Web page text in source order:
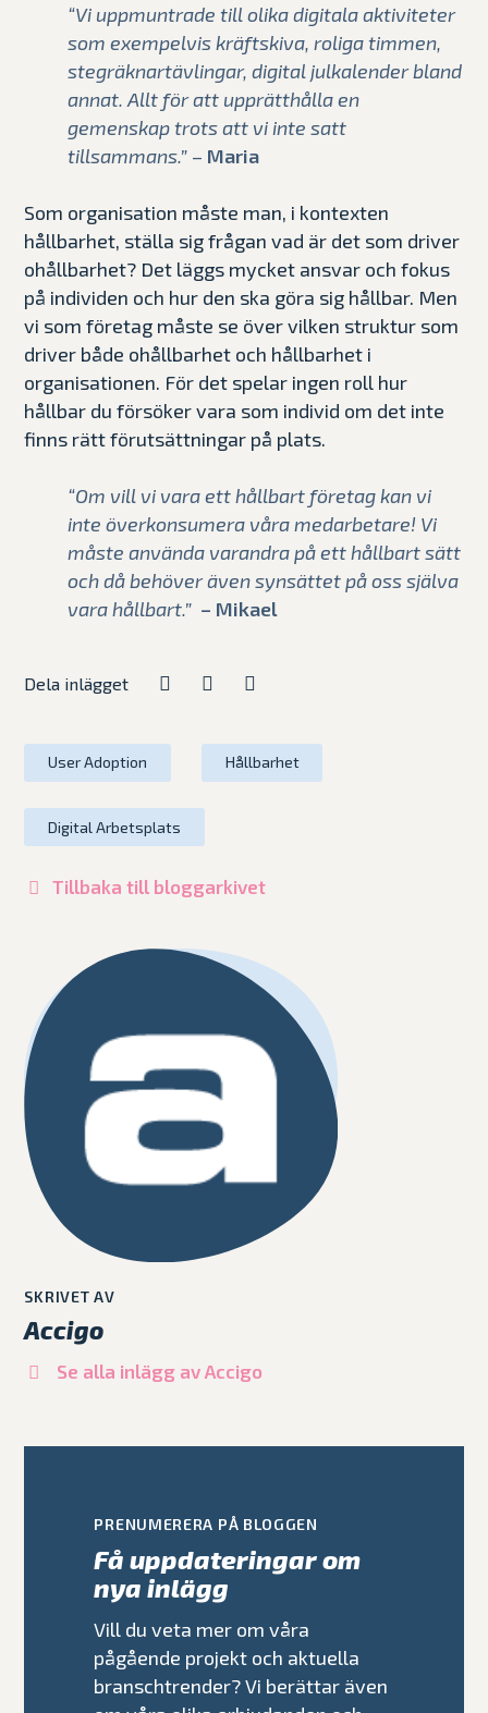
“Vi uppmuntrade till olika digitala aktiviteter
som exempelvis kräftskiva, roliga timmen,
stegräknartävlingar, digital julkalender bland
annat. Allt för att upprätthålla en
gemenskap trots att vi inte satt
tillsammans.” – Maria
Som organisation måste man, i kontexten
hållbarhet, ställa sig fråganvad är det som driver
ohållbarhet? Det läggs mycket ansvar och fokus
på individen och hur den ska göra sig hållbar. Men
vi som företag måste se över vilken struktur som
driver både ohållbarhet och hållbarhet i
organisationen. För det spelar ingen roll hur
hållbar duförsöker vara som individ om det inte
finns rättförutsättningar på plats.
“Om vill vi vara ett hållbart företag kan vi
inte överkonsumera våra medarbetare! Vi
måste använda varandra på ett hållbart sätt
och då behöver även synsättet på oss själva
vara hållbart.” – Mikael
Dela inlägget
User Adoption Hållbarhet
Digital Arbetsplats
Tillbaka till bloggarkivet
SKRIVET AV
Accigo
Se alla inlägg av Accigo
PRENUMERERA PÅ BLOGGEN
Få uppdateringar om
nya inlägg
Vill du veta mer om våra
pågående projekt och aktuella
branschtrender? Vi berättar även